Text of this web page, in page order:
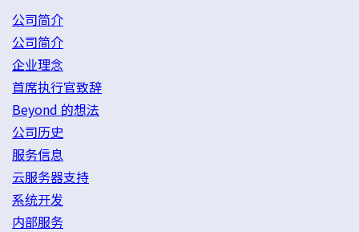
公司简介
公司简介
企业理念
首席执行官致辞
Beyond 的想法
公司历史
服务信息
云服务器支持
系统开发
内部服务